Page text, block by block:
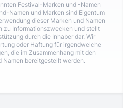
Festival-Marken und -Namen
Namen und Marken sind Eigentum
dieser Marken und Namen
zu Informationszwecken und stellt
durch die Inhaber dar. Wir
oder Haftung für irgendwelche
die im Zusammenhang mit den
Namen bereitgestellt werden.